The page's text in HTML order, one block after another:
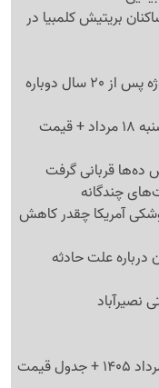
بریتیش کلمبیا در
آخرین گام برای تکمیل پل‌سفید؛ این پروژه پس از 20 سال دوباره
آخرین قیمت محصولات سایپا امروز یکشنبه 18 مرداد + قیمت
ده‌ها قربانی گرفت
چندگانه
آمریکا چقدر کاهش
علت حادثه
قیمت خودرو داخلی و خارجی امروز 18 مرداد 1405 + جدول قیمت